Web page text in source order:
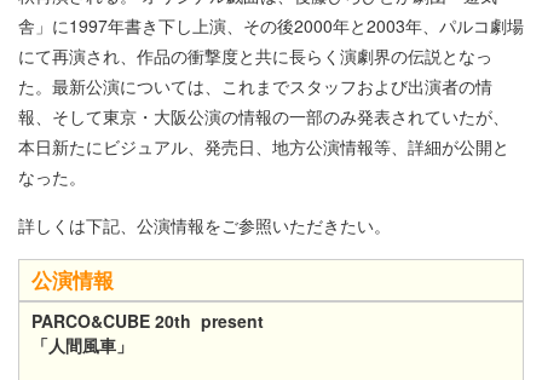
舎」に1997年書き下し上演、その後2000年と2003年、パルコ劇場
にて再演され、作品の衝撃度と共に長らく演劇界の伝説となっ
た。最新公演については、これまでスタッフおよび出演者の情
報、そして東京・大阪公演の情報の一部のみ発表されていたが、
本日新たにビジュアル、発売日、地方公演情報等、詳細が公開と
なった。
詳しくは下記、公演情報をご参照いただきたい。
公演情報
PARCO&CUBE 20th present
「人間風車」